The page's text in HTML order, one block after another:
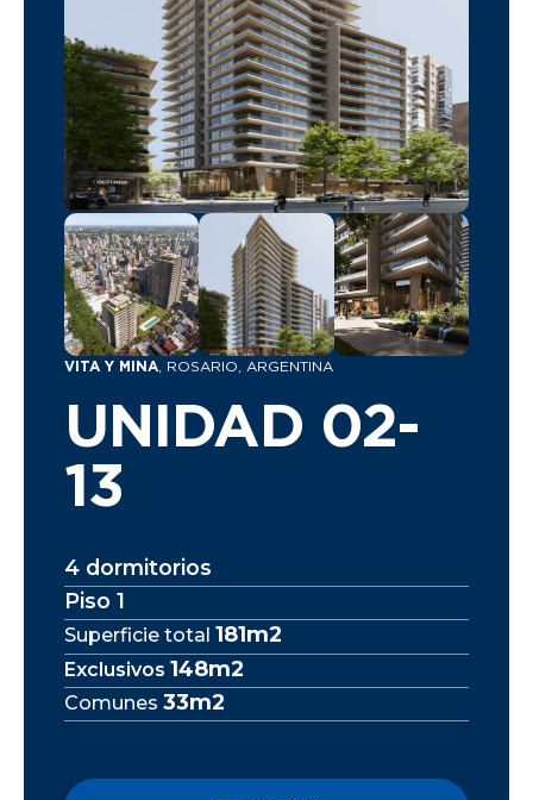
VITA Y MINA , ROSARIO, ARGENTINA
UNIDAD 02-
13
4 dormitorios
Piso 1
Superficie total 181m2
Exclusivos 148m2
Comunes 33m2